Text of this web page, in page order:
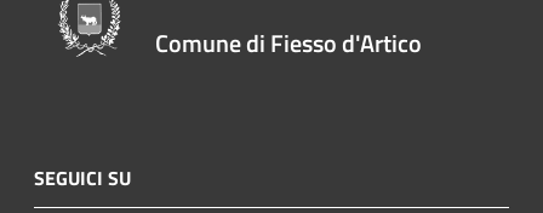
Comune di Fiesso d'Artico
SEGUICI SU